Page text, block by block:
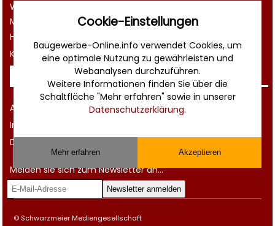
Werbung
Musterverträge und Vorlagen
Hilfe
Kontakt
Rechtliches
AGB
Impressum
Datenschutz
Melden sie sich zum Newsletter an...
© Schwarzmeier Mediengesellschaft
Cookie-Einstellungen
Baugewerbe-Online.info verwendet Cookies, um
eine optimale Nutzung zu gewährleisten und
Webanalysen durchzuführen.
Weitere Informationen finden Sie über die
Schaltfläche "Mehr erfahren" sowie in unserer
Datenschutzerklärung.
Mehr erfahren Akzeptieren